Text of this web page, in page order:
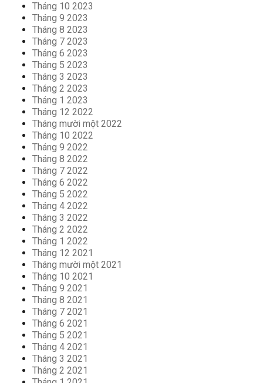
Tháng 10 2023
Tháng 9 2023
Tháng 8 2023
Tháng 7 2023
Tháng 6 2023
Tháng 5 2023
Tháng 3 2023
Tháng 2 2023
Tháng 1 2023
Tháng 12 2022
Tháng mười một 2022
Tháng 10 2022
Tháng 9 2022
Tháng 8 2022
Tháng 7 2022
Tháng 6 2022
Tháng 5 2022
Tháng 4 2022
Tháng 3 2022
Tháng 2 2022
Tháng 1 2022
Tháng 12 2021
Tháng mười một 2021
Tháng 10 2021
Tháng 9 2021
Tháng 8 2021
Tháng 7 2021
Tháng 6 2021
Tháng 5 2021
Tháng 4 2021
Tháng 3 2021
Tháng 2 2021